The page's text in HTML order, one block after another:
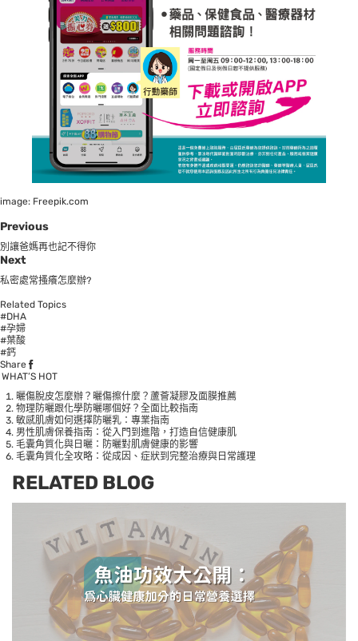
image: Freepik.com
Previous
別讓爸媽再也記不得你
Next
私密處常搔癢怎麼辦?
Related Topics
#DHA
#孕婦
#葉酸
#鈣
Share
WHAT’S HOT
曬傷脫皮怎麼辦？曬傷擦什麼？蘆薈凝膠及面膜推薦
物理防曬跟化學防曬哪個好？全面比較指南
敏感肌膚如何選擇防曬乳：專業指南
男性肌膚保養指南：從入門到進階，打造自信健康肌
毛囊角質化與日曬：防曬對肌膚健康的影響
毛囊角質化全攻略：從成因、症狀到完整治療與日常護理
RELATED BLOG